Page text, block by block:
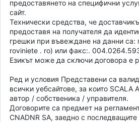
предоставянето на специфични
сайт.
Технически средства, че
предоставя на получателя да
грешки при въвеждане на данни са:
roviniete . ro) или факс:.
Езикът може да сключи договора е
Ред и условия Представени са
всички уебсайтове, за които SCALA
автор / собственика / управителя.
Договорите са предмет на
CNADNR SA, заедно с